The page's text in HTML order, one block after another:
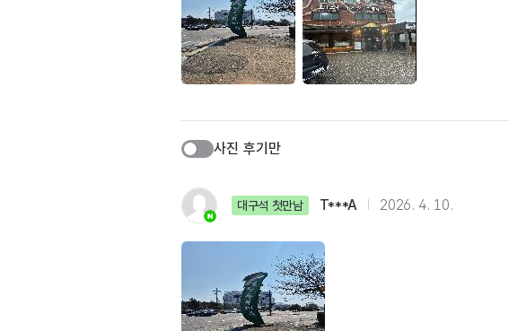
사진 후기만
대구석 첫만남 T***A 2026. 4. 10.